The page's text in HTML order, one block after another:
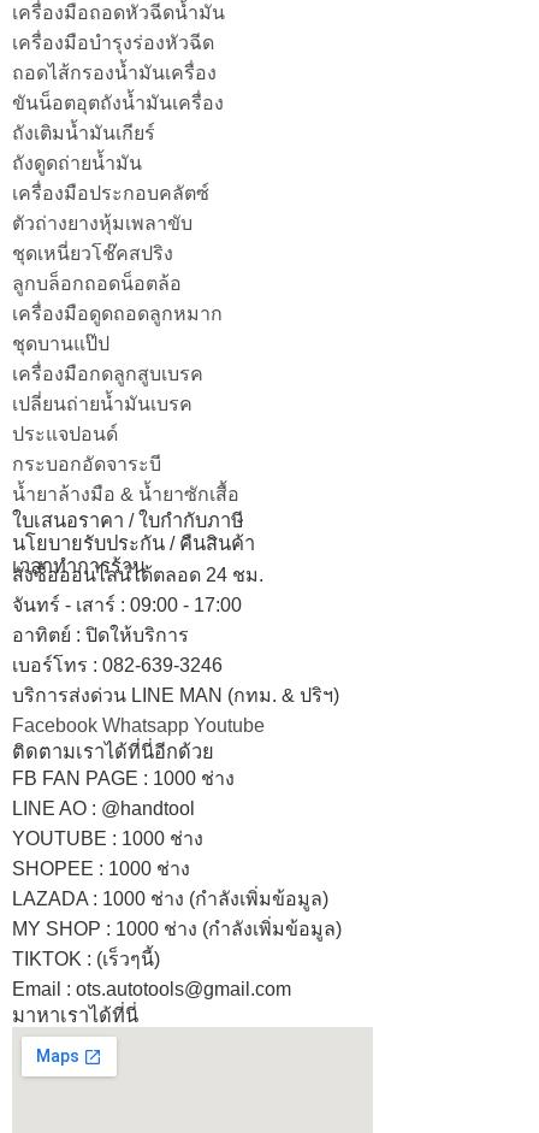
เครื่องมือถอดหัวฉีดน้ำมัน
เครื่องมือบำรุงร่องหัวฉีด
ถอดไส้กรองน้ำมันเครื่อง
ขันน็อตอุตถังน้ำมันเครื่อง
ถังเติมน้ำมันเกียร์
ถังดูดถ่ายน้ำมัน
เครื่องมือประกอบคลัตซ์
ตัวถ่างยางหุ้มเพลาขับ
ชุดเหนี่ยวโช๊คสปริง
ลูกบล็อกถอดน็อตล้อ
เครื่องมือดูดถอดลูกหมาก
ชุดบานแป๊ป
เครื่องมือกดลูกสูบเบรค
เปลี่ยนถ่ายน้ำมันเบรค
ประแจปอนด์
กระบอกอัดจาระบี
น้ำยาล้างมือ & น้ำยาซักเสื้อ
ใบเสนอราคา / ใบกำกับภาษี
นโยบายรับประกัน / คืนสินค้า
เวลาทำการร้าน
สั่งซื้อออนไลน์ได้ตลอด 24 ชม.
จันทร์ - เสาร์ : 09:00 - 17:00
อาทิตย์ : ปิดให้บริการ
เบอร์โทร : 082-639-3246
บริการส่งด่วน LINE MAN (กทม. & ปริฯ)
Facebook Whatsapp Youtube
ติดตามเราได้ที่นี่อีกด้วย
FB FAN PAGE : 1000 ช่าง
LINE AO : @handtool
YOUTUBE : 1000 ช่าง
SHOPEE : 1000 ช่าง
LAZADA : 1000 ช่าง (กำลังเพิ่มข้อมูล)
MY SHOP : 1000 ช่าง (กำลังเพิ่มข้อมูล)
TIKTOK : (เร็วๆนี้)
Email : ots.autotools@gmail.com
มาหาเราได้ที่นี่